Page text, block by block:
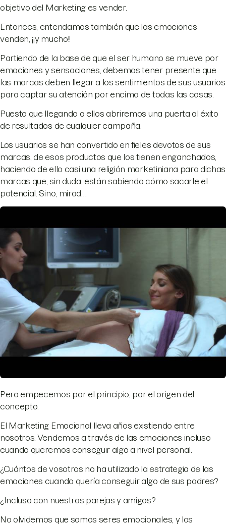
objetivo del Marketing es vender.
Entonces, entendamos también que las emociones
venden, ¡¡y mucho!!
Partiendo de la base de que el ser humano se mueve por
emociones y sensaciones, debemos tener presente que
las marcas deben llegar a los sentimientos de sus usuarios
para captar su atención por encima de todas las cosas.
Puesto que llegando a ellos abriremos una puerta al éxito
de resultados de cualquier campaña.
Los usuarios se han convertido en fieles devotos de sus
marcas, de esos productos que los tienen enganchados,
haciendo de ello casi una religión marketiniana para dichas
marcas que, sin duda, están sabiendo cómo sacarle el
potencial. Sino, mirad…
Pero empecemos por el principio, por el origen del
concepto.
El Marketing Emocional lleva años existiendo entre
nosotros. Vendemos a través de las emociones incluso
cuando queremos conseguir algo a nivel personal.
¿Cuántos de vosotros no ha utilizado la estrategia de las
emociones cuando quería conseguir algo de sus padres?
¿Incluso con nuestras parejas y amigos?
No olvidemos que somos seres emocionales, y los